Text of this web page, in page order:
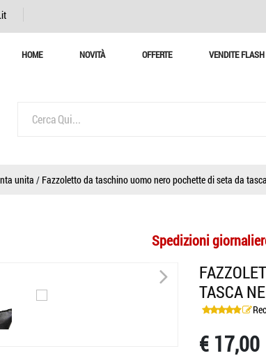
HOME NOVITÀ OFFERTE VENDITE FLASH
unita / Fazzoletto da taschino uomo nero pochette di seta da
Spedizioni
>
TASCA
€ 17,00